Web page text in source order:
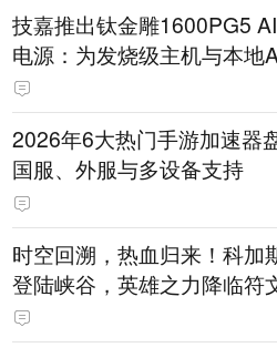
技嘉推出钛金雕1600PG5
电源：为发烧级主机与本地
打造旗舰供电方案
2026年6大热门手游加速器
国服、外服与多设备支持
时空回溯，热血归来！科加
登陆峡谷，英雄之力降临符
斗！